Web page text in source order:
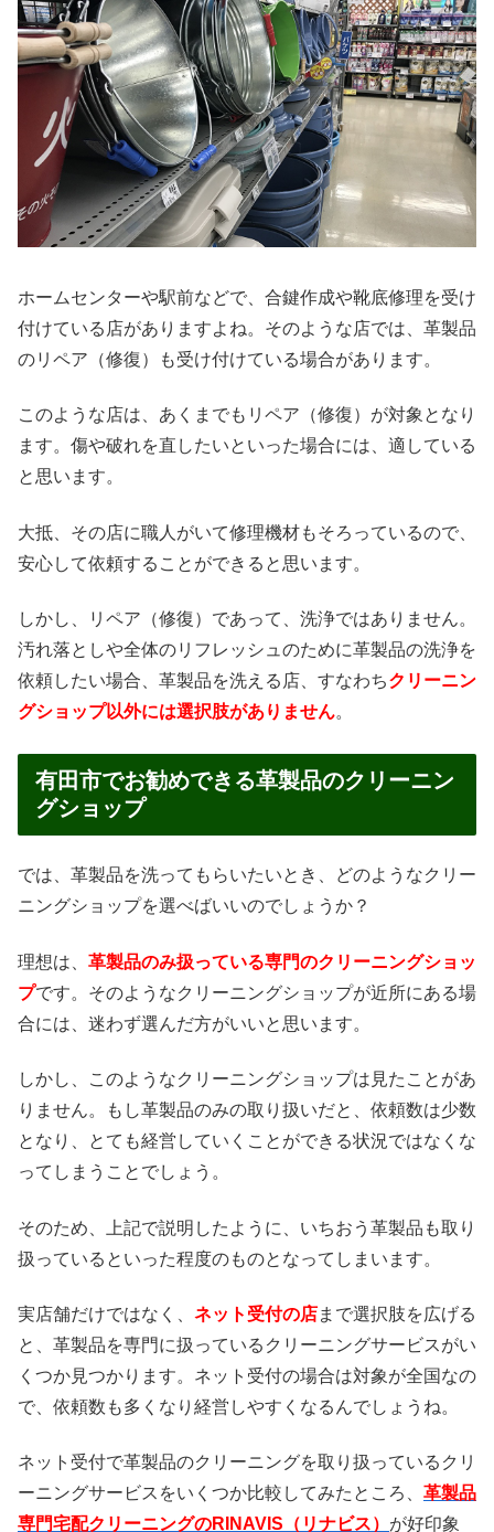
ホームセンターや駅前などで、合鍵作成や靴底修理を受け
付けている店がありますよね。そのような店では、革製品
のリペア（修復）も受け付けている場合があります。
このような店は、あくまでもリペア（修復）が対象となり
ます。傷や破れを直したいといった場合には、適している
と思います。
大抵、その店に職人がいて修理機材もそろっているので、
安心して依頼することができると思います。
しかし、リペア（修復）であって、洗浄ではありません。
汚れ落としや全体のリフレッシュのために革製品の洗浄を
依頼したい場合、革製品を洗える店、すなわちクリーニン
グショップ以外には選択肢がありません。
有田市でお勧めできる革製品のクリーニン
グショップ
では、革製品を洗ってもらいたいとき、どのようなクリー
ニングショップを選べばいいのでしょうか？
理想は、 革製品のみ扱っている専門のクリーニングショッ
プです。そのようなクリーニングショップが近所にある場
合には、迷わず選んだ方がいいと思います。
しかし、このようなクリーニングショップは見たことがあ
りません。もし革製品のみの取り扱いだと、依頼数は少数
となり、とても経営していくことができる状況ではなくな
ってしまうことでしょう。
そのため、上記で説明したように、いちおう革製品も取り
扱っているといった程度のものとなってしまいます。
実店舗だけではなく、 ネット受付の店まで選択肢を広げる
と、革製品を専門に扱っているクリーニングサービスがい
くつか見つかります。ネット受付の場合は対象が全国なの
で、依頼数も多くなり経営しやすくなるんでしょうね。
ネット受付で革製品のクリーニングを取り扱っているクリ
ーニングサービスをいくつか比較してみたところ、 革製品
専門宅配クリーニングのRINAVIS（リナビス） が好印象